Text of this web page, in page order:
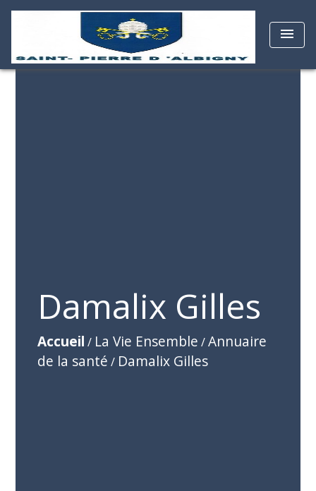
menu
Damalix Gilles
Accueil / La Vie Ensemble /Annuaire
de la santé / Damalix Gilles